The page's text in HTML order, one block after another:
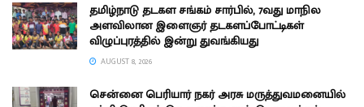
தமிழ்நாடு தடகள சங்கம் சார்பில், 7வது மாநில
அளவிலான இளைஞர் தடகளப்போட்டிகள்
விழுப்புரத்தில் இன்று துவங்கியது
AUGUST 8, 2026
சென்னை பெரியார் நகர் அரசு மருத்துவமனையில்